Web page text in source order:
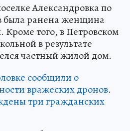
Александровка по
была ранена женщина
Кроме того, в Петровском
в результате
частный жилой дом.
сообщили о
вражеских дронов.
три гражданских